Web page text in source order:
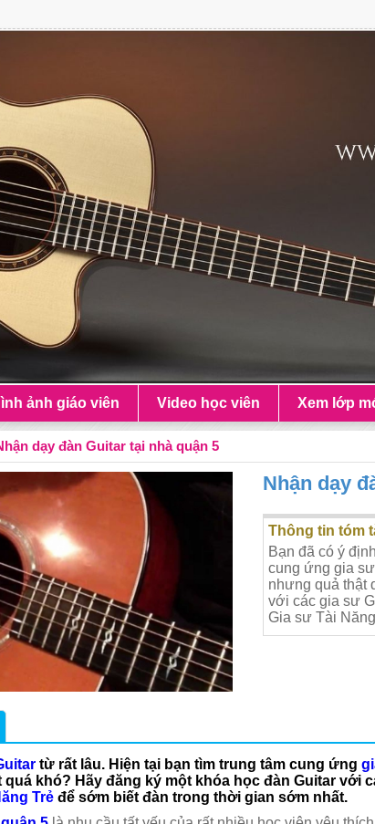
ảnh giáo viên Video học viên Xem lớp
dạy đàn Guitar tại nhà quận 5
Nhận dạy
Thông tin tóm
Bạn đã có ý
cung ứng gia
nhưng quả thật
với các gia sư
Gia sư Tài
từ rất lâu. Hiện tại bạn tìm trung tâm cung ứng
khó? Hãy đăng ký một khóa học đàn Guitar với
Trẻđể sớm biết đàn trong thời gian sớm nhất.